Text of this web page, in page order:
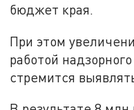
бюджет края.
При этом
работой
стремится